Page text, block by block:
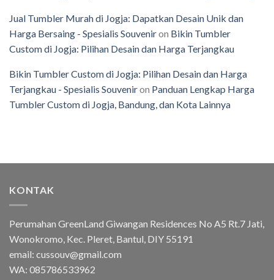
Jual Tumbler Murah di Jogja: Dapatkan Desain Unik dan
Harga Bersaing - Spesialis Souveniron Bikin Tumbler
Custom di Jogja: Pilihan Desain dan Harga Terjangkau
Bikin Tumbler Custom di Jogja: Pilihan Desain dan Harga
Terjangkau - Spesialis Souveniron Panduan Lengkap Harga
Tumbler Custom di Jogja, Bandung, dan Kota Lainnya
KONTAK
Perumahan GreenLand Giwangan Residences No A5 Rt.7 Jati,
Wonokromo, Kec. Pleret, Bantul, DIY 55191
email: cussouv@gmail.com
WA: 085786533962